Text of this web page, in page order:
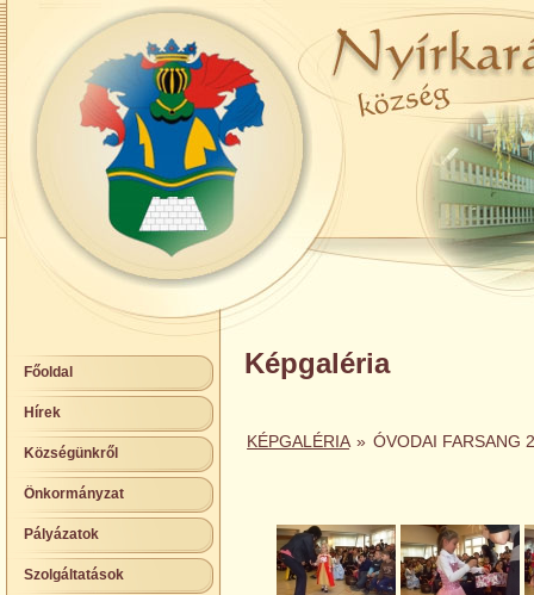
Főoldal
Hírek
Községünkről
Önkormányzat
Pályázatok
Szolgáltatások
Képgaléria
KÉPGALÉRIA » ÓVODAI FARSANG